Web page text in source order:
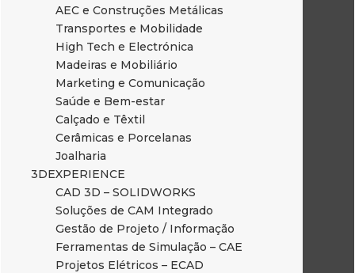
AEC e Construções Metálicas
Transportes e Mobilidade
High Tech e Electrónica
Madeiras e Mobiliário
Marketing e Comunicação
Saúde e Bem-estar
Calçado e Têxtil
Cerâmicas e Porcelanas
Joalharia
3DEXPERIENCE
CAD 3D – SOLIDWORKS
Soluções de CAM Integrado
Gestão de Projeto / Informação
Ferramentas de Simulação – CAE
Projetos Elétricos – ECAD